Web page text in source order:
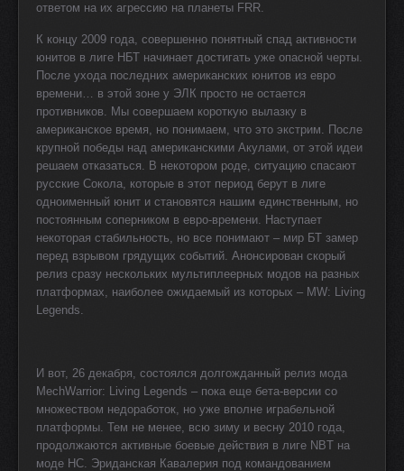
ответом на их агрессию на планеты FRR.
К концу 2009 года, совершенно понятный спад активности
юнитов в лиге НБТ начинает достигать уже опасной черты.
После ухода последних американских юнитов из евро
времени… в этой зоне у ЭЛК просто не остается
противников. Мы совершаем короткую вылазку в
американское время, но понимаем, что это экстрим. После
крупной победы над американскими Акулами, от этой идеи
решаем отказаться. В некотором роде, ситуацию спасают
русские Сокола, которые в этот период берут в лиге
одноименный юнит и становятся нашим единственным, но
постоянным соперником в евро-времени. Наступает
некоторая стабильность, но все понимают – мир БТ замер
перед взрывом грядущих событий. Анонсирован скорый
релиз сразу нескольких мультиплеерных модов на разных
платформах, наиболее ожидаемый из которых – MW: Living
Legends.
И вот, 26 декабря, состоялся долгожданный релиз мода
MechWarrior: Living Legends – пока еще бета-версии со
множеством недоработок, но уже вполне играбельной
платформы. Тем не менее, всю зиму и весну 2010 года,
продолжаются активные боевые действия в лиге NBT на
моде HC. Эриданская Кавалерия под командованием